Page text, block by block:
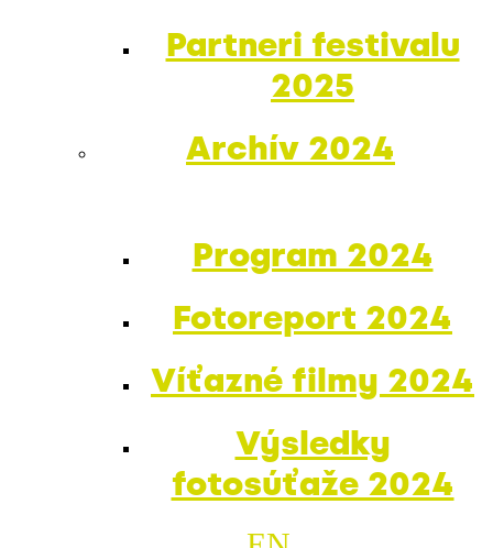
Partneri festivalu
2025
Archív 2024
Program 2024
Fotoreport 2024
Víťazné filmy 2024
Výsledky
fotosúťaže 2024